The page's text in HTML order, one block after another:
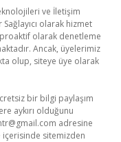
ve İletişim
olarak hizmet
olarak denetleme
Ancak, üyelerimiz
olup, siteye üye olarak
bir bilgi paylaşım
aykırı olduğunu
adresine
sitemizden